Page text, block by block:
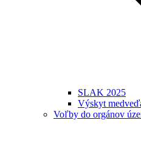
SLAK 2025
Výskyt
Voľby do orgánov